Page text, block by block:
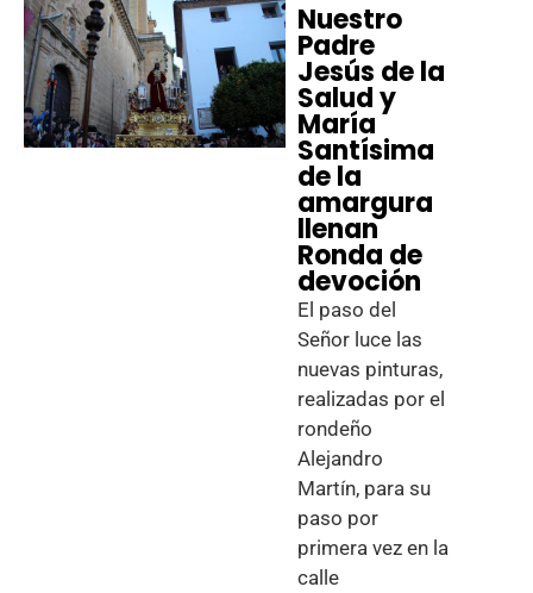
Nuestro
Padre
Jesús de la
Salud y
María
Santísima
de la
amargura
llenan
Ronda de
devoción
El paso del
Señor luce las
nuevas pinturas,
realizadas por el
rondeño
Alejandro
Martín, para su
paso por
primera vez en la
calle